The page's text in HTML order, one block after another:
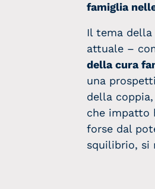
famiglia
Il tema
attuale –
della cura
una
della
che impatto
forse dal
squilibrio, si